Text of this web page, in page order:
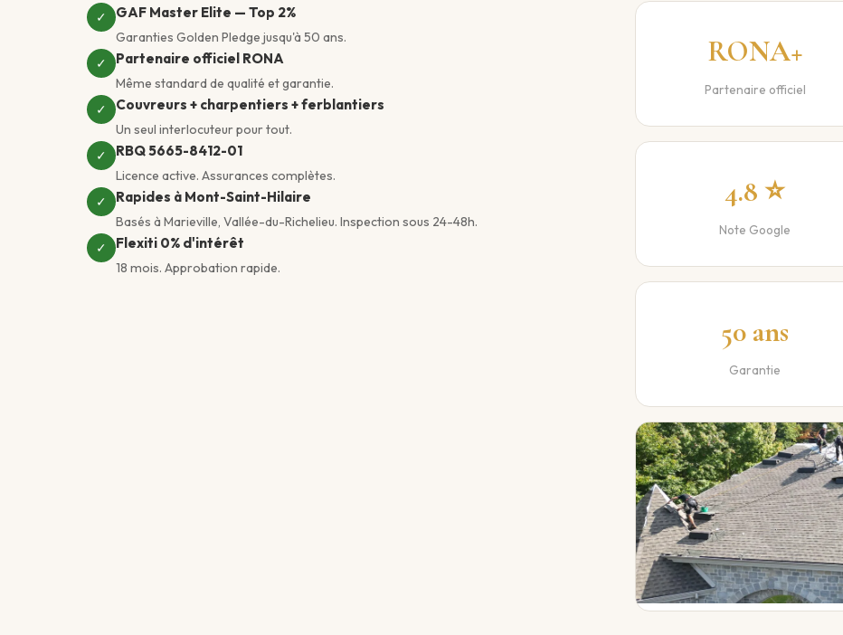
✓ GAF Master Elite — Top 2%
Garanties Golden Pledge jusqu'à 50 ans.
✓
Partenaire officiel RONA
Même standard de qualité et garantie.
✓
Couvreurs + charpentiers + ferblantiers
Un seul interlocuteur pour tout.
✓
RBQ 5665-8412-01
Licence active. Assurances complètes.
✓
Rapides à Mont-Saint-Hilaire
Basés à Marieville, Vallée-du-Richelieu. Inspection sous 24-48h.
✓
Flexiti 0% d'intérêt
18 mois. Approbation rapide.
RONA+
Partenaire officiel
4.8 ⭐
Note Google
50 ans
Garantie